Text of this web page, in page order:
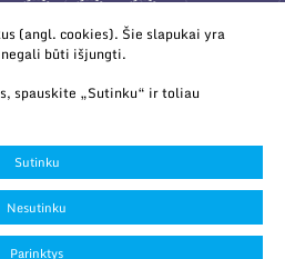
tyrimų institutas Fizinių ir
Duomenys kaupiami ir saugomi
asmenų registre.
parinktys
apsauga
(angl. cookies). Šie slapukai yra
būti išjungti.
spauskite „Sutinku“ ir toliau
Sutinku
Nesutinku
Parinktys